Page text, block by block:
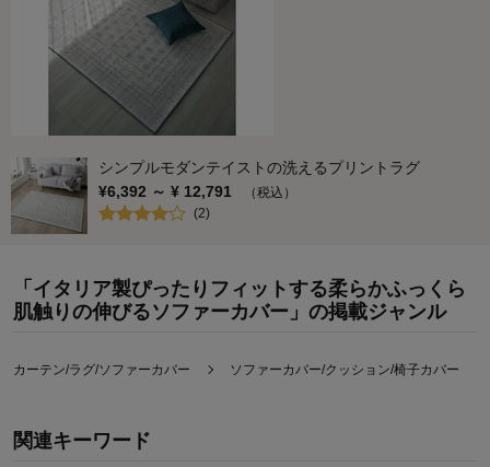
シンプルモダンテイストの洗えるプリントラグ
¥6,392 ～ ¥ 12,791
（税込）
(2)
「イタリア製ぴったりフィットする柔らかふっくら
肌触りの伸びるソファーカバー」の掲載ジャンル
カーテン/ラグ/ソファーカバー ソファーカバー/クッション/椅子カバー
関連キーワード